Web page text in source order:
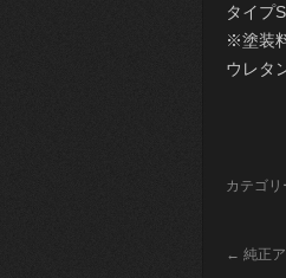
タイプ
※塗装
ウレタ
カテゴリ
← 純正